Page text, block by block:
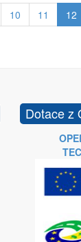
10 11 12
Dotace z